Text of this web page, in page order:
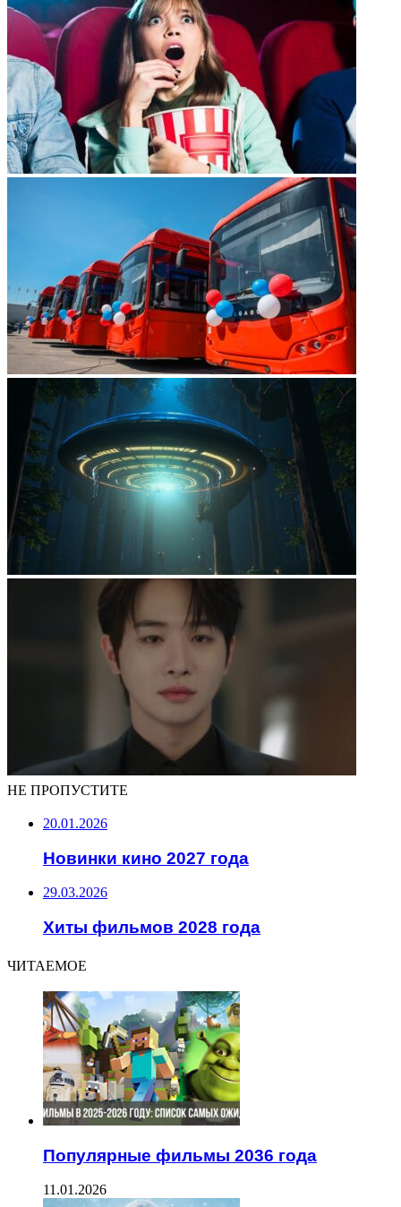
НЕ ПРОПУСТИТЕ
20.01.2026
Новинки кино 2027 года
29.03.2026
Хиты фильмов 2028 года
ЧИТАЕМОЕ
Популярные фильмы 2036 года
11.01.2026